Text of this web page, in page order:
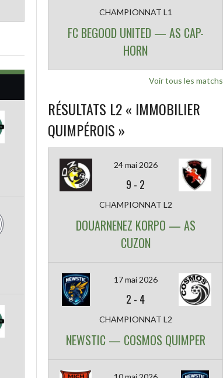
CHAMPIONNAT L1
FC BEGOOD UNITED — AS CAP-
HORN
Voir tous les matchs
RÉSULTATS L2 « IMMOBILIER
QUIMPÉROIS »
24 mai 2026
9 - 2
CHAMPIONNAT L2
DOUARNENEZ KORPO — AS
CUZON
17 mai 2026
2 - 4
CHAMPIONNAT L2
NEWSTIC — COSMOS QUIMPER